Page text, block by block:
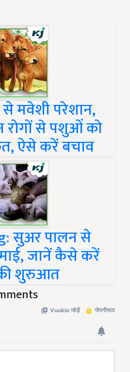
मवेशी परेशान,
रोगों से पशुओं को
ऐसे करें बचाव
सुअर पालन से
जानें कैसे करें
शुरुआत